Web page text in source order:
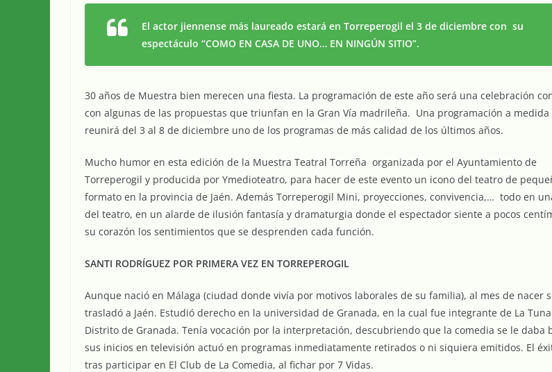
El actor jiennense más laureado estará en Torreperogil el 3 de diciembre con su
espectáculo “COMO EN CASA DE UNO… EN NINGÚN SITIO”.
30 años de Muestra bien merecen una fiesta. La programación de este año será una celebración
con algunas de las propuestas que triunfan en la Gran Vía madrileña. Una programación a medida
reunirá del 3 al 8 de diciembre uno de los programas de más calidad de los últimos años.
Mucho humor en esta edición de la Muestra Teatral Torreña organizada por el Ayuntamiento de
Torreperogil y producida por Ymedioteatro, para hacer de este evento un icono del teatro de
formato en la provincia de Jaén. Además Torreperogil Mini, proyecciones, convivencia,… todo en
del teatro, en un alarde de ilusión fantasía y dramaturgia donde el espectador siente a pocos
su corazón los sentimientos que se desprenden cada función.
SANTI RODRÍGUEZ POR PRIMERA VEZ EN TORREPEROGIL
Aunque nació en Málaga (ciudad donde vivía por motivos laborales de su familia), al mes de nacer
trasladó a Jaén. Estudió derecho en la universidad de Granada, en la cual fue integrante de La
Distrito de Granada. Tenía vocación por la interpretación, descubriendo que la comedia se le daba
sus inicios en televisión actuó en programas inmediatamente retirados o ni siquiera emitidos. El
tras participar en El Club de La Comedia, al fichar por 7 Vidas.